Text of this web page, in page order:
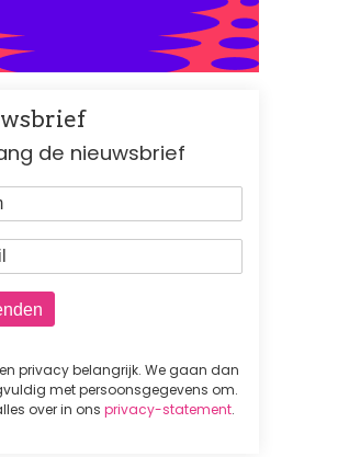
de nieuwsbrief
privacy belangrijk. We gaan dan
met persoonsgegevens om.
over in ons privacy-statement.